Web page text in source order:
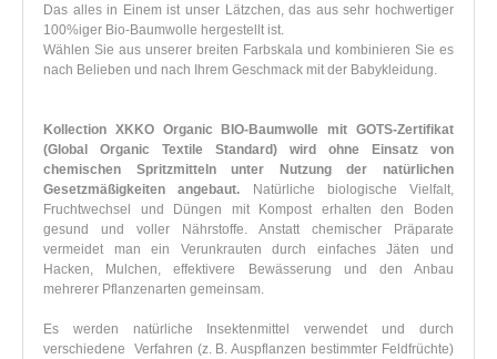
Das alles in Einem ist unser Lätzchen, das aus sehr hochwertiger
100%iger Bio-Baumwolle hergestellt ist.
Wählen Sie aus unserer breiten Farbskala und kombinieren Sie es
nach Belieben und nach Ihrem Geschmack mit der Babykleidung.
Kollection XKKO Organic BIO-Baumwolle mit GOTS-Zertifikat
(Global Organic Textile Standard) wird ohne Einsatz von
chemischen Spritzmitteln unter Nutzung der natürlichen
Gesetzmäßigkeiten angebaut. Natürliche biologische Vielfalt,
Fruchtwechsel und Düngen mit Kompost erhalten den Boden
gesund und voller Nährstoffe. Anstatt chemischer Präparate
vermeidet man ein Verunkrauten durch einfaches Jäten und
Hacken, Mulchen, effektivere Bewässerung und den Anbau
mehrerer Pflanzenarten gemeinsam.
Es werden natürliche Insektenmittel verwendet und durch
verschiedene Verfahren (z. B. Auspflanzen bestimmter Feldfrüchte)